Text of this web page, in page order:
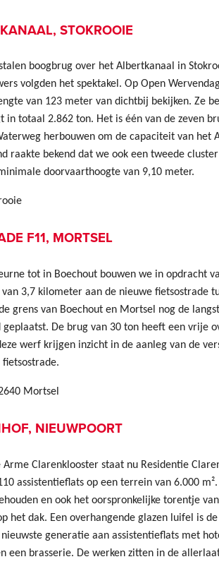
STOKROOIE
boogbrug over het Albertkanaal in
volgden het spektakel. Op Open
van 123 meter van dichtbij bekijken. Ze
in totaal 2.862 ton. Het is één van de zeven
herbouwen om de capaciteit van het
raakte bekend dat we ook een tweede
doorvaarthoogte van 9,10 meter.
F11, MORTSEL
tot in Boechout bouwen we in opdracht
3,7 kilometer aan de nieuwe fietsostrade
grens van Boechout en Mortsel nog de
De brug van 30 ton heeft een vrije
werf krijgen inzicht in de aanleg van de
Mortsel
NIEUWPOORT
Clarenklooster staat nu Residentie
assistentieflats op een terrein van 6.000 m².
en ook het oorspronkelijke torentje
het dak. Een overhangende glazen luifel is
generatie aan assistentieflats met
een brasserie. De werken zitten in de